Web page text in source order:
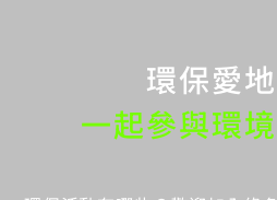
環保愛地
一起參與環